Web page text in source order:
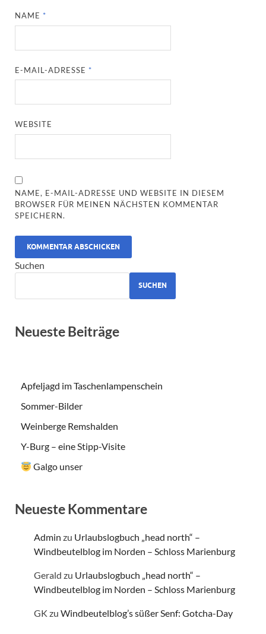
NAME *
E-MAIL-ADRESSE *
WEBSITE
NAME, E-MAIL-ADRESSE UND WEBSITE IN DIESEM
BROWSER FÜR MEINEN NÄCHSTEN KOMMENTAR
SPEICHERN.
ALTERNATIVE:
Suchen
SUCHEN
Neueste Beiträge
Apfeljagd im Taschenlampenschein
Sommer-Bilder
Weinberge Remshalden
Y-Burg – eine Stipp-Visite
Galgo unser
Neueste Kommentare
Admin zu Urlaubslogbuch „head north“ –
Windbeutelblog im Norden – Schloss Marienburg
Gerald zu Urlaubslogbuch „head north“ –
Windbeutelblog im Norden – Schloss Marienburg
GK zu Windbeutelblog’s süßer Senf: Gotcha-Day